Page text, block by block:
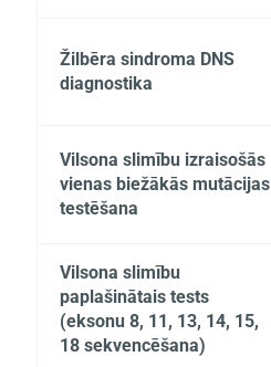
Žilbēra sindroma DNS
diagnostika
Vilsona slimību izraisošās
vienas biežākās mutācijas
testēšana
Vilsona slimību
paplašinātais tests
(eksonu 8, 11, 13, 14, 15,
18 sekvencēšana)